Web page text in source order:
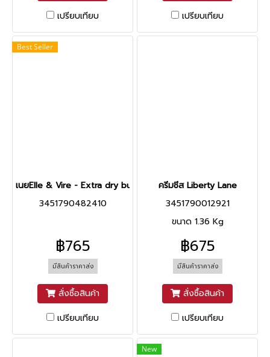
เปรียบเทียบ
เปรียบเทียบ
Best Seller
เนยElle & Vire - Extra dry butter84%fat
3451790482410
฿765
มีสินค้าราคาส่ง
สั่งซื้อสินค้า
เปรียบเทียบ
ครีมชีส Liberty Lane
3451790012921
ขนาด 1.36 Kg
฿675
มีสินค้าราคาส่ง
สั่งซื้อสินค้า
เปรียบเทียบ
New